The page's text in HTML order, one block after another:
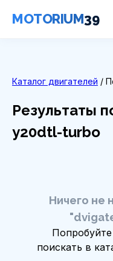
MOTORIUM39
Каталог двигателей /
Результаты
y20dtl-turbo
Ничего не
поискать в